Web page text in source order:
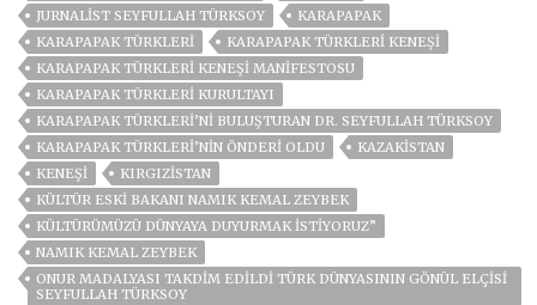
JURNALIST SEYFULLAH TÜRKSOY
KARAPAPAK
KARAPAPAK TÜRKLERİ
KARAPAPAK TÜRKLERI KENEŞI
KARAPAPAK TÜRKLERI KENEŞI MANIFESTOSU
KARAPAPAK TÜRKLERI KURULTAYI
KARAPAPAK TÜRKLERI’NI BULUŞTURAN DR. SEYFULLAH TÜRKSOY
KARAPAPAK TÜRKLERI’NIN ÖNDERI OLDU
KAZAKİSTAN
KENEŞI
KIRGIZİSTAN
KÜLTÜR ESKI BAKANI NAMIK KEMAL ZEYBEK
KÜLTÜRÜMÜZÜ DÜNYAYA DUYURMAK İSTİYORUZ”
NAMIK KEMAL ZEYBEK
ONUR MADALYASI TAKDIM EDILDI TÜRK DÜNYASININ GÖNÜL ELÇISI
SEYFULLAH TÜRKSOY